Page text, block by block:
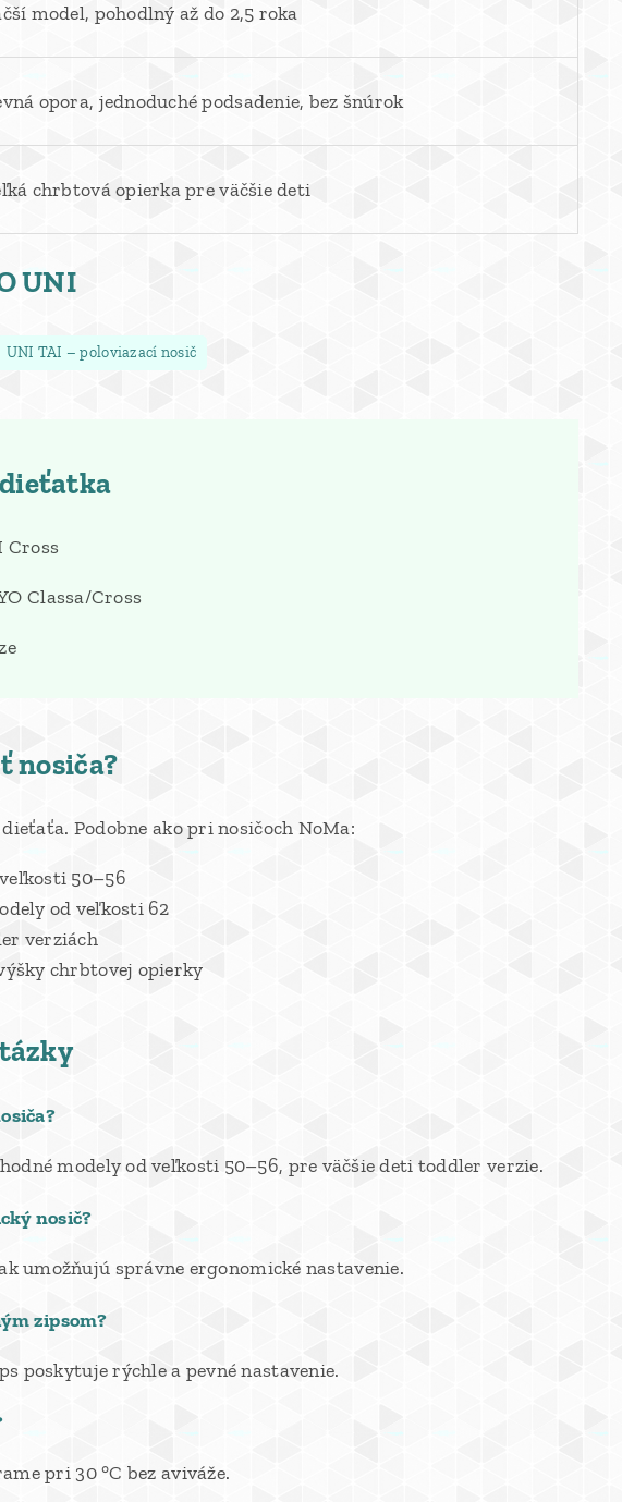
model, pohodlný až do 2,5 roka
opora, jednoduché podsadenie, bez šnúrok
chrbtová opierka pre väčšie deti
UNI
UNI TAI – poloviazací nosič
Cross
Classa/Cross
nosiča?
Podobne ako pri nosičoch NoMa:
50–56
od veľkosti 62
verziách
chrbtovej opierky
modely od veľkosti 50–56, pre väčšie deti toddler verzie.
nosič?
umožňujú správne ergonomické nastavenie.
zipsom?
poskytuje rýchle a pevné nastavenie.
pri 30 °C bez aviváže.